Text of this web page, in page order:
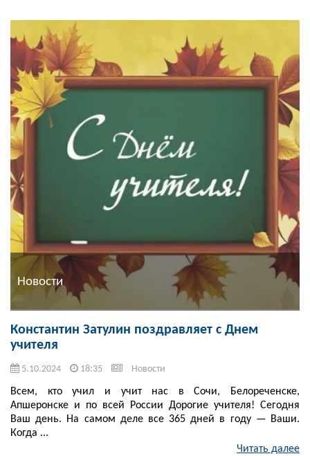
Новости
Константин Затулин поздравляет с Днем
учителя
5.10.2024 18:35 Новости
Всем, кто учил и учит нас в Сочи, Белореченске,
Апшеронске и по всей России Дорогие учителя! Сегодня
Ваш день. На самом деле все 365 дней в году — Ваши.
Когда ...
Читать далее